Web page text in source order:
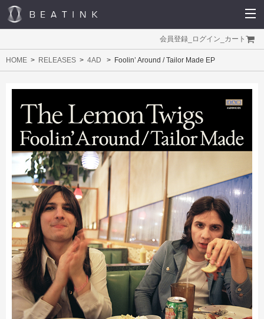
会員登録 ログイン カート
HOME RELEASES 4AD Foolin’ Around / Tailor Made EP